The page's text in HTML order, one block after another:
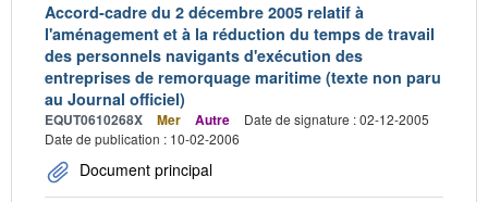
Accord-cadre du 2 décembre 2005 relatif à
l'aménagement et à la réduction du temps de travail
des personnels navigants d'exécution des
entreprises de remorquage maritime (texte non paru
au Journal officiel)
EQUT0610268X Mer Autre
Date de signature : 02-12-2005
Date de publication : 10-02-2006
Document principal